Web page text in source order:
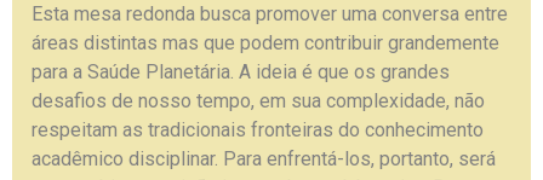
Esta mesa redonda busca promover uma conversa entre
áreas distintas mas que podem contribuir grandemente
para a Saúde Planetária. A ideia é que os grandes
desafios de nosso tempo, em sua complexidade, não
respeitam as tradicionais fronteiras do conhecimento
acadêmico disciplinar. Para enfrentá-los, portanto, será